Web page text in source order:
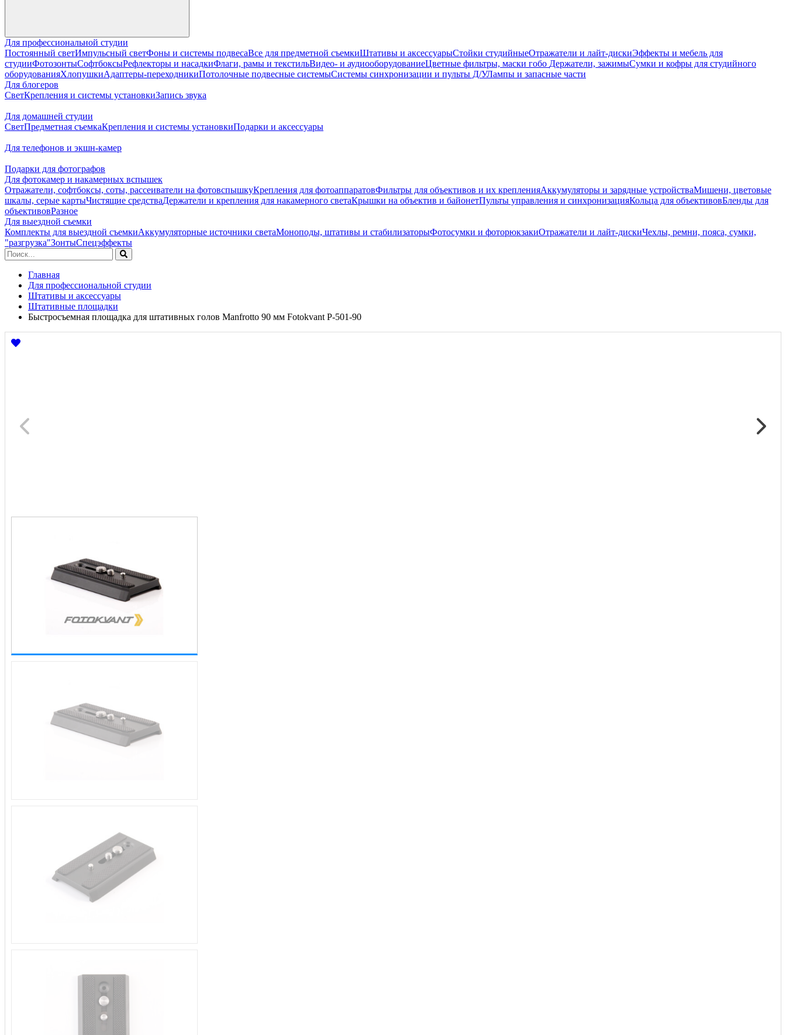
Для профессиональной студии
Постоянный светИмпульсный светФоны и системы подвесаВсе для предметной съемкиШтативы и аксессуарыСтойки студийныеОтражатели и лайт-дискиЭффекты и мебель для
студииФотозонтыСофтбоксыРефлекторы и насадкиФлаги, рамы и текстильВидео- и аудиооборудованиеЦветные фильтры, маски гобо Держатели, зажимыСумки и кофры для студийного
оборудованияХлопушкиАдаптеры-переходникиПотолочные подвесные системыСистемы синхронизации и пульты Д/УЛампы и запасные части
Для блогеров
СветКрепления и системы установкиЗапись звука
Для домашней студии
СветПредметная съемкаКрепления и системы установкиПодарки и аксессуары
Для телефонов и экшн-камер
Подарки для фотографов
Для фотокамер и накамерных вспышек
Отражатели, софтбоксы, соты, рассеиватели на фотовспышкуКрепления для фотоаппаратовФильтры для объективов и их крепленияАккумуляторы и зарядные устройстваМишени, цветовые
шкалы, серые картыЧистящие средстваДержатели и крепления для накамерного светаКрышки на объектив и байонетПульты управления и синхронизацияКольца для объективовБленды для
объективовРазное
Для выездной съемки
Комплекты для выездной съемкиАккумуляторные источники светаМоноподы, штативы и стабилизаторыФотосумки и фоторюкзакиОтражатели и лайт-дискиЧехлы, ремни, пояса, сумки,
"разгрузка"ЗонтыСпецэффекты
Главная
Для профессиональной студии
Штативы и аксессуары
Штативные площадки
Быстросъемная площадка для штативных голов Manfrotto 90 мм Fotokvant P-501-90